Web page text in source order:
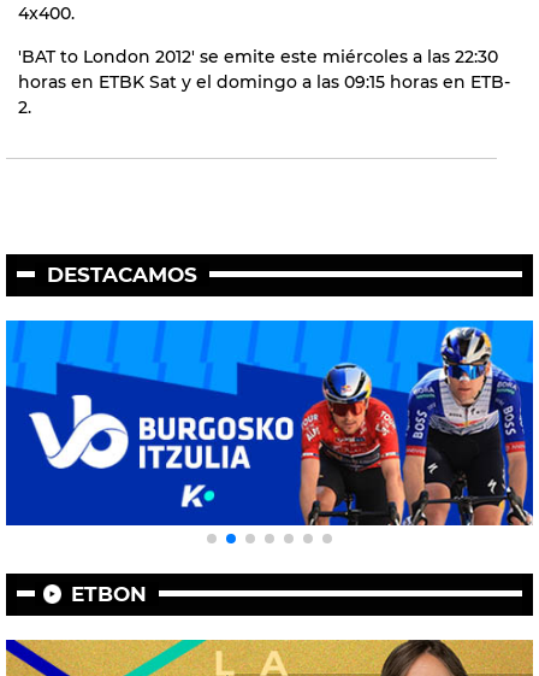
4x400.
'BAT to London 2012' se emite este miércoles a las 22:30
horas en ETBK Sat y el domingo a las 09:15 horas en ETB-
2.
DESTACAMOS
ETBON